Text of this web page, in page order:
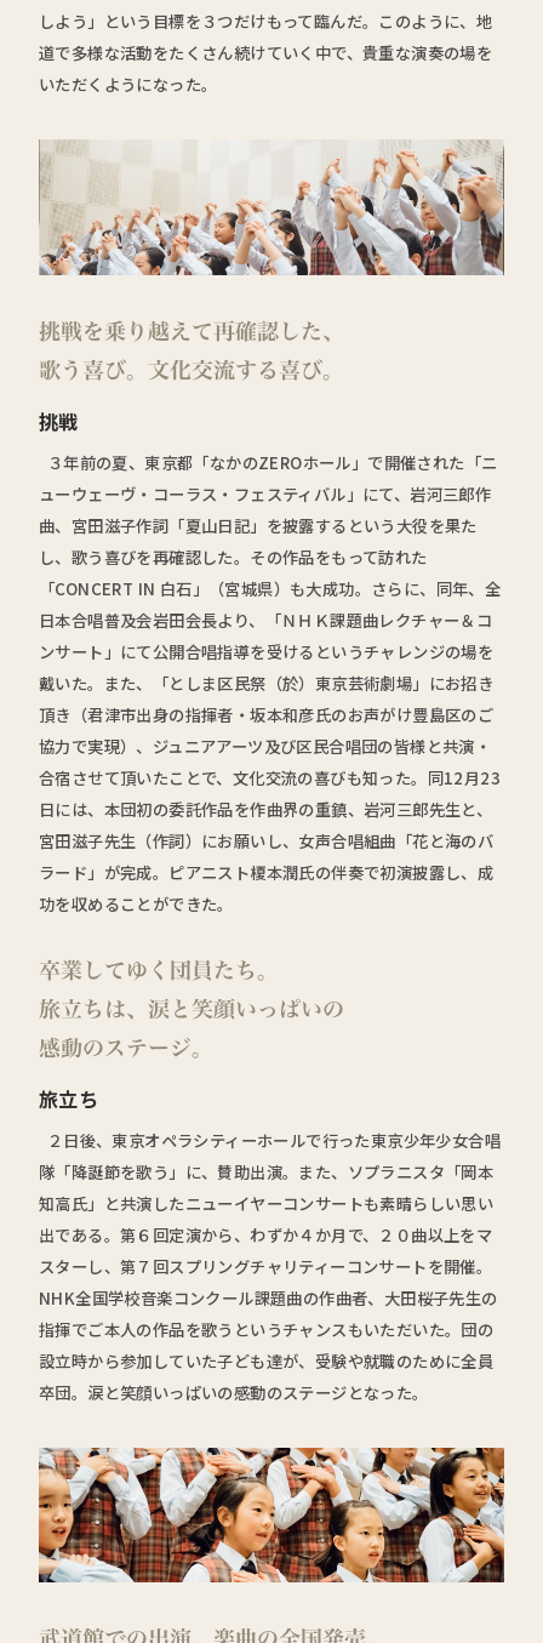
しよう」という目標を３つだけもって臨んだ。このように、地
道で多様な活動をたくさん続けていく中で、貴重な演奏の場を
いただくようになった。
挑戦
３年前の夏、東京都「なかのZEROホール」で開催された「ニ
ューウェーヴ・コーラス・フェスティバル」にて、岩河三郎作
曲、宮田滋子作詞「夏山日記」を披露するという大役を果た
し、歌う喜びを再確認した。その作品をもって訪れた
「CONCERT IN 白石」（宮城県）も大成功。さらに、同年、全
日本合唱普及会岩田会長より、「ＮＨＫ課題曲レクチャー＆コ
ンサート」にて公開合唱指導を受けるというチャレンジの場を
戴いた。また、「としま区民祭（於）東京芸術劇場」にお招き
頂き（君津市出身の指揮者・坂本和彦氏のお声がけ豊島区のご
協力で実現）、ジュニアアーツ及び区民合唱団の皆様と共演・
合宿させて頂いたことで、文化交流の喜びも知った。同12月23
日には、本団初の委託作品を作曲界の重鎮、岩河三郎先生と、
宮田滋子先生（作詞）にお願いし、女声合唱組曲「花と海のバ
ラード」が完成。ピアニスト榎本潤氏の伴奏で初演披露し、成
功を収めることができた。
旅立ち
２日後、東京オペラシティーホールで行った東京少年少女合唱
隊「降誕節を歌う」に、賛助出演。また、ソプラニスタ「岡本
知高氏」と共演したニューイヤーコンサートも素晴らしい思い
出である。第６回定演から、わずか４か月で、２０曲以上をマ
スターし、第７回スプリングチャリティーコンサートを開催。
NHK全国学校音楽コンクール課題曲の作曲者、大田桜子先生の
指揮でご本人の作品を歌うというチャンスもいただいた。団の
設立時から参加していた子ども達が、受験や就職のために全員
卒団。涙と笑顔いっぱいの感動のステージとなった。